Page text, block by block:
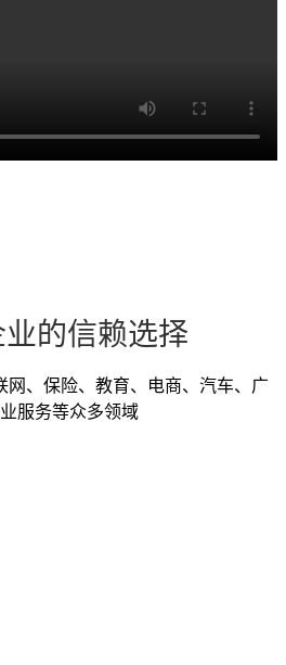
业的信赖选择
网、保险、教育、电商、汽车、广
服务等众多领域